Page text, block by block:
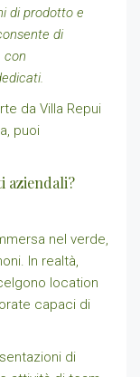
di prodotto e
di
con
da Villa Repui
puoi
aziendali?
nel verde,
In realtà,
location
capaci di
di